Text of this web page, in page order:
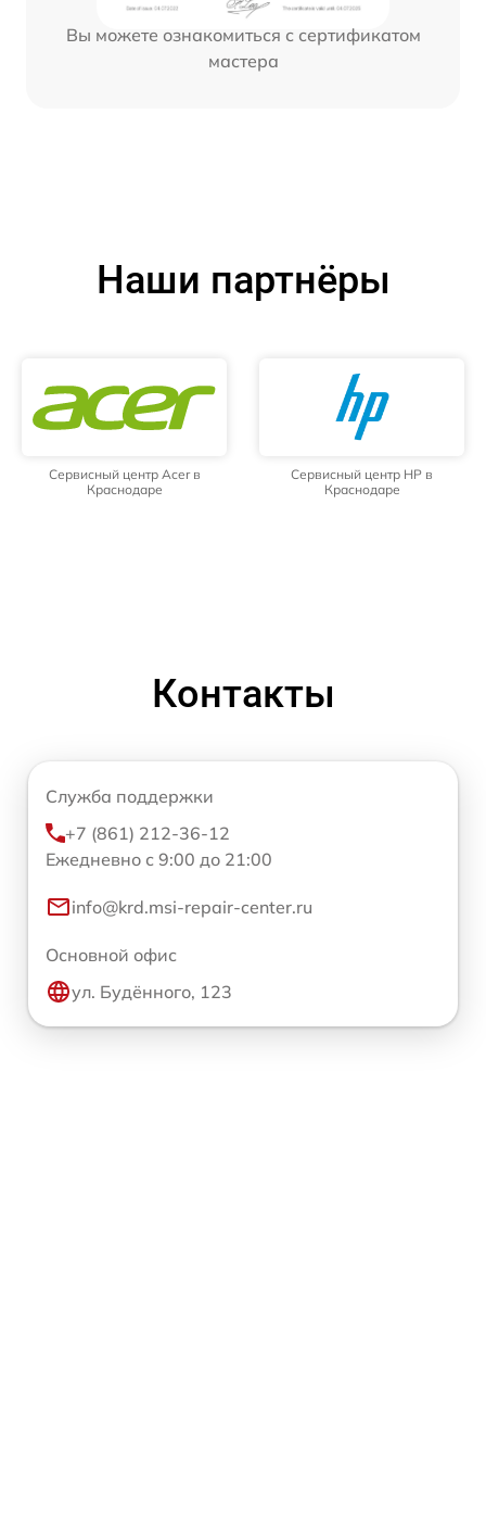
Вы можете ознакомиться с сертификатом
мастера
Наши партнёры
Сервисный центр Acer в
Краснодаре
Сервисный центр HP в
Краснодаре
Контакты
Служба поддержки
+7 (861) 212-36-12
Ежедневно с 9:00 до 21:00
info@krd.msi-repair-center.ru
Основной офис
ул. Будённого, 123